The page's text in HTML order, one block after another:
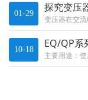
01-29 探究变压
10-18 EQ/QP系